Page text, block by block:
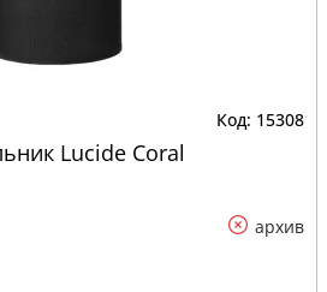
15308
Lucide Coral
архив